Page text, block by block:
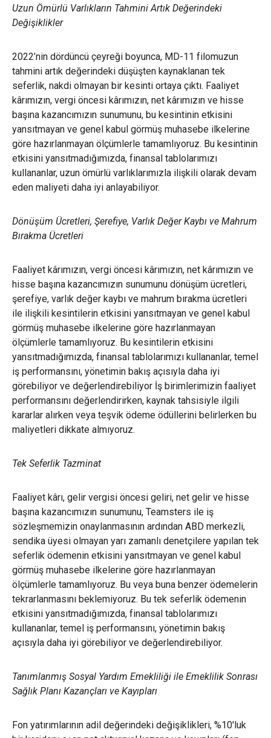
Uzun Ömürlü Varlıkların Tahmini Artık Değerindeki
Değişiklikler
2022’nin dördüncü çeyreği boyunca, MD-11 filomuzun
tahmini artık değerindeki düşüşten kaynaklanan tek
seferlik, nakdi olmayan bir kesinti ortaya çıktı. Faaliyet
kârımızın, vergi öncesi kârımızın, net kârımızın ve hisse
başına kazancımızın sunumunu, bu kesintinin etkisini
yansıtmayan ve genel kabul görmüş muhasebe ilkelerine
göre hazırlanmayan ölçümlerle tamamlıyoruz. Bu kesintinin
etkisini yansıtmadığımızda, finansal tablolarımızı
kullananlar, uzun ömürlü varlıklarımızla ilişkili olarak devam
eden maliyeti daha iyi anlayabiliyor.
Dönüşüm Ücretleri, Şerefiye, Varlık Değer Kaybı ve Mahrum
Bırakma Ücretleri
Faaliyet kârımızın, vergi öncesi kârımızın, net kârımızın ve
hisse başına kazancımızın sunumunu dönüşüm ücretleri,
şerefiye, varlık değer kaybı ve mahrum bırakma ücretleri
ile ilişkili kesintilerin etkisini yansıtmayan ve genel kabul
görmüş muhasebe ilkelerine göre hazırlanmayan
ölçümlerle tamamlıyoruz. Bu kesintilerin etkisini
yansıtmadığımızda, finansal tablolarımızı kullananlar, temel
iş performansını, yönetimin bakış açısıyla daha iyi
görebiliyor ve değerlendirebiliyor İş birimlerimizin faaliyet
performansını değerlendirirken, kaynak tahsisiyle ilgili
kararlar alırken veya teşvik ödeme ödüllerini belirlerken bu
maliyetleri dikkate almıyoruz.
Tek Seferlik Tazminat
Faaliyet kârı, gelir vergisi öncesi geliri, net gelir ve hisse
başına kazancımızın sunumunu, Teamsters ile iş
sözleşmemizin onaylanmasının ardından ABD merkezli,
sendika üyesi olmayan yarı zamanlı denetçilere yapılan tek
seferlik ödemenin etkisini yansıtmayan ve genel kabul
görmüş muhasebe ilkelerine göre hazırlanmayan
ölçümlerle tamamlıyoruz. Bu veya buna benzer ödemelerin
tekrarlanmasını beklemiyoruz. Bu tek seferlik ödemenin
etkisini yansıtmadığımızda, finansal tablolarımızı
kullananlar, temel iş performansını, yönetimin bakış
açısıyla daha iyi görebiliyor ve değerlendirebiliyor.
Tanımlanmış Sosyal Yardım Emekliliği ile Emeklilik Sonrası
Sağlık Planı Kazançları ve Kayıpları
Fon yatırımlarının adil değerindeki değişiklikleri, %10'luk